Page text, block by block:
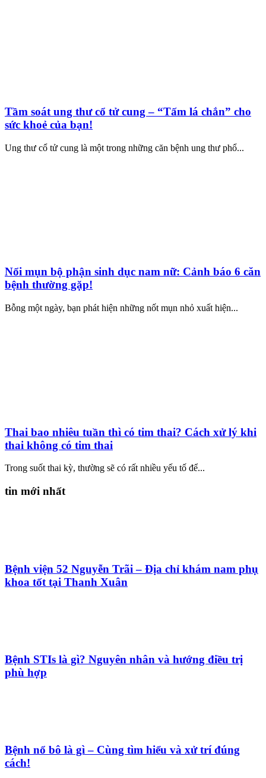
Tầm soát ung thư cổ tử cung – “Tấm lá chắn” cho
sức khoẻ của bạn!
Ung thư cổ tử cung là một trong những căn bệnh ung thư phổ...
Nổi mụn bộ phận sinh dục nam nữ: Cảnh báo 6 căn
bệnh thường gặp!
Bỗng một ngày, bạn phát hiện những nốt mụn nhỏ xuất hiện...
Thai bao nhiêu tuần thì có tim thai? Cách xử lý khi
thai không có tim thai
Trong suốt thai kỳ, thường sẽ có rất nhiều yếu tố để...
tin mới nhất
Bệnh viện 52 Nguyễn Trãi – Địa chỉ khám nam phụ
khoa tốt tại Thanh Xuân
Bệnh STIs là gì? Nguyên nhân và hướng điều trị
phù hợp
Bệnh nổ bô là gì – Cùng tìm hiểu và xử trí đúng
cách!